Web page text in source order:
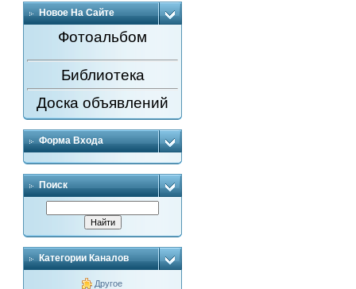
Новое На Сайте
Фотоальбом
Библиотека
Доска объявлений
Форма Входа
Поиск
Категории Каналов
Другое